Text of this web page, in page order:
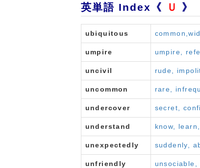
英単語 Index《 Ｕ 》
ubiquitous
umpire umpire,
uncivil rude,
uncommon rare,
undercover secret,
understand know,
unexpectedly suddenly,
unfriendly